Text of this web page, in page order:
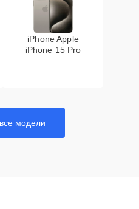
iPhone Apple
iPhone 15 Pro
модели